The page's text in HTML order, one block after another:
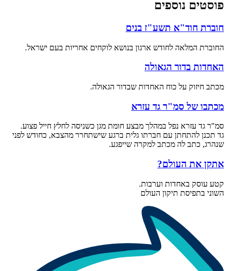
פוסטים נוספים
חוברת חוד"א תשע"ז בנים
החוברת המלאה לחודש ארגון בנושא לוקחים אחריות בעם ישראל.
האחדות בדור הגאולה
מכתב חיזוק על כוח האחדות שבדור הגאולה.
מכתבו של סמ"ר גד עזרא
סמ"ר גד עזרא נפל במהלך מבצע חומת מגן כשניסה לחלץ חייל פצוע.
גד תכנן להתחתן עם חברתו גלית ברגע שישתחרר מהצבא, כחודש לפני
שנהרג, כתב לה מכתב למקרה שייפגע.
אתקן את העולם?
קטע עוסק באחדות וערבות.
השוני בתפיסת תיקון העולם